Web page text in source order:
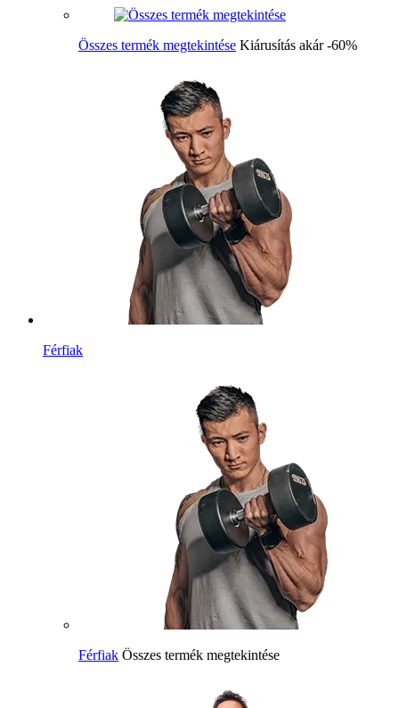
Összes termék megtekintése Kiárusítás akár -60%
Férfiak
Férfiak Összes termék megtekintése